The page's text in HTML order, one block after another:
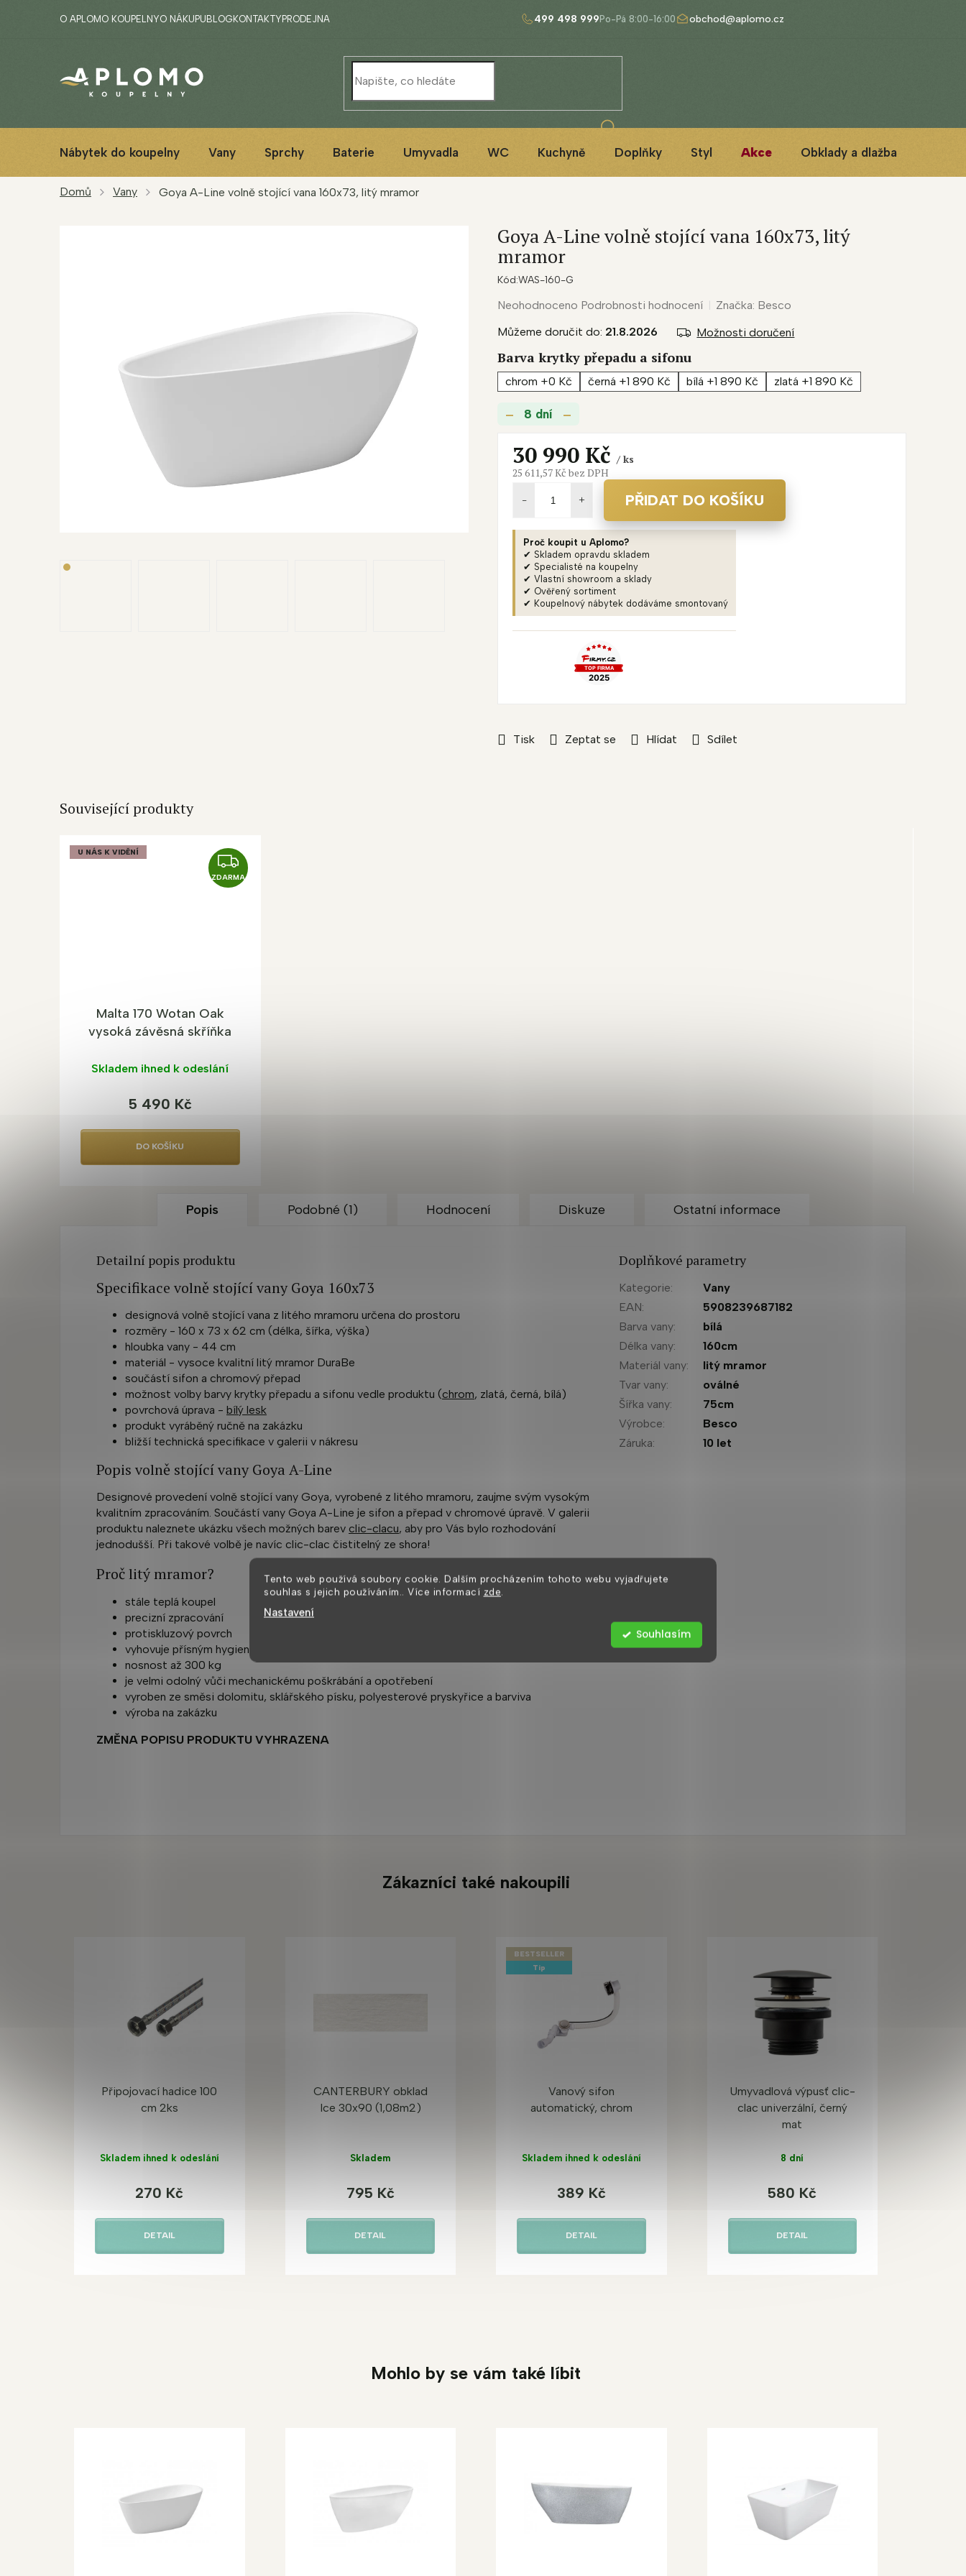
Tento web používá soubory cookie. Dalším procházením tohoto webu vyjadřujete
souhlas s jejich používáním.. Více informací zde.
Nastavení
Souhlasím
499 498 999 obchod@aplomo.cz
O APLOMO KOUPELNYO NÁKUPU BLOG KONTAKTY PRODEJNA
Nábytek do koupelny Vany Sprchy Baterie Umyvadla WC Kuchyně Doplňky Styl Akce Obklady a dlažba
Domů Vany Goya A-Line volně stojící vana 160x73, litý mramor
8 dní
Můžeme doručit do: 21.8.2026 Možnosti doručení
Barva krytky přepadu a sifonu
chrom +0 Kč černá +1 890 Kč bílá +1 890 Kč zlatá +1 890 Kč
Tisk Zeptat se Hlídat Sdílet
Goya A-Line volně stojící vana 160x73, litý
mramor
Kód:WAS-160-G
Průměrné
produktu
je
hvězdiček.
Neohodnoceno Podrobnosti hodnocení Značka: Besco
30 990 Kč / ks
25 611,57 Kč bez DPH
PŘIDAT DO KOŠÍKU
Proč koupit u Aplomo?
✔ Skladem opravdu skladem
✔ Specialisté na koupelny
✔ Vlastní showroom a sklady
✔ Ověřený sortiment
✔ Koupelnový nábytek dodáváme smontovaný
Související produkty
U NÁS K VIDĚNÍ
Z
D
ZDARMA
Malta 170 Wotan Oak
vysoká závěsná skříňka
Skladem ihned k odeslání
5 490 Kč
DO KOŠÍKU
Popis Podobné (1) Hodnocení Diskuze Ostatní informace
Detailní popis produktu
Specifikace volně stojící vany Goya 160x73
designová volně stojící vana z litého mramoru určena do prostoru
rozměry - 160 x 73 x 62 cm (délka, šířka, výška)
hloubka vany - 44 cm
materiál - vysoce kvalitní litý mramor DuraBe
součástí sifon a chromový přepad
možnost volby barvy krytky přepadu a sifonu vedle produktu (chrom, zlatá, černá, bílá)
povrchová úprava - bílý lesk
produkt vyráběný ručně na zakázku
bližší technická specifikace v galerii v nákresu
Popis volně stojící vany Goya A-Line
Designové provedení volně stojící vany Goya, vyrobené z litého mramoru, zaujme svým vysokým
kvalitním zpracováním. Součástí vany Goya A-Line je sifon a přepad v chromové úpravě. V galerii
produktu naleznete ukázku všech možných barev clic-clacu, aby pro Vás bylo rozhodování
jednodušší. Při takové volbě je navíc clic-clac čistitelný ze shora!
Proč litý mramor?
stále teplá koupel
precizní zpracování
protiskluzový povrch
vyhovuje přísným hygienickým normám
nosnost až 300 kg
je velmi odolný vůči mechanickému poškrábání a opotřebení
vyroben ze směsi dolomitu, sklářského písku, polyesterové pryskyřice a barviva
výroba na zakázku
ZMĚNA POPISU PRODUKTU VYHRAZENA
Doplňkové parametry
Kategorie:
Vany
EAN:
5908239687182
Barva vany:
bílá
Délka vany:
160cm
Materiál vany:
litý mramor
Tvar vany:
oválné
Šířka vany:
75cm
Výrobce:
Besco
Záruka: 10 let
Zákazníci také nakoupili
Připojovací hadice 100
cm 2ks
Skladem ihned k odeslání
270 Kč
DETAIL
CANTERBURY obklad
Ice 30x90 (1,08m2)
Skladem
795 Kč
DETAIL
BESTSELLER
Tip
Vanový sifon
automatický, chrom
Skladem ihned k odeslání
389 Kč
DETAIL
Umyvadlová výpusť clic-
clac univerzální, černý
mat
8 dní
580 Kč
DETAIL
Mohlo by se vám také líbit